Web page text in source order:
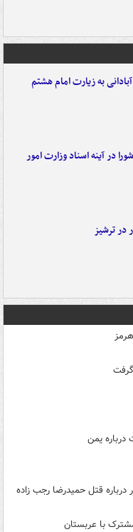
به زیارت امام هشتم
در آینه اسناد وزارت امور
در ترشیز
یمن
قتل حمیدرضا رجب زاده
با عربستان